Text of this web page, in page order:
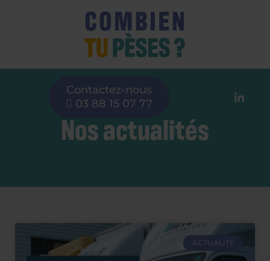
Contactez-nous
03 88 15 07 77
Nos actualités
ACTUALITÉ